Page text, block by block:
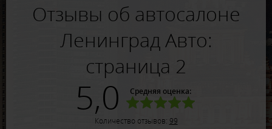
Отзывы об автосалоне
Ленинград Авто:
страница 2
Средняя оценка:
5,0
Количество отзывов: 99